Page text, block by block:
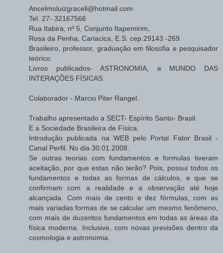
Ancelmoluizgraceli@hotmail.com
Tel. 27- 32167566
Rua Itabira, nº 5, Conjunto Itapemirim,
Rosa da Penha, Cariacica, E.S. cep.29143 -269.
Brasileiro, professor, graduação em filosofia e pesquisador
teórico.
Livros publicados- ASTRONOMIA, e MUNDO DAS
INTERAÇÕES FÍSICAS.
Colaborador - Marcio Piter Rangel.
Trabalho apresentado a SECT- Espírito Santo- Brasil.
E a Sociedade Brasileira de Física.
Introdução publicada na WEB pelo Portal Fator Brasil -
Canal Perfil. No dia 30.01.2008.
Se outras teorias com fundamentos e formulas tiveram
aceitação, por que estas não terão? Pois, possui todos os
fundamentos e todas as formas de cálculos, e que se
confirmam com a realidade e a observação até hoje
alcançada. Com mais de cento e dez fórmulas, com as
mais variadas formas de se calcular um mesmo fenômeno,
com mais de duzentos fundamentos em todas as áreas da
física moderna. Inclusive, com novas previsões dentro da
cosmologia e astronomia.